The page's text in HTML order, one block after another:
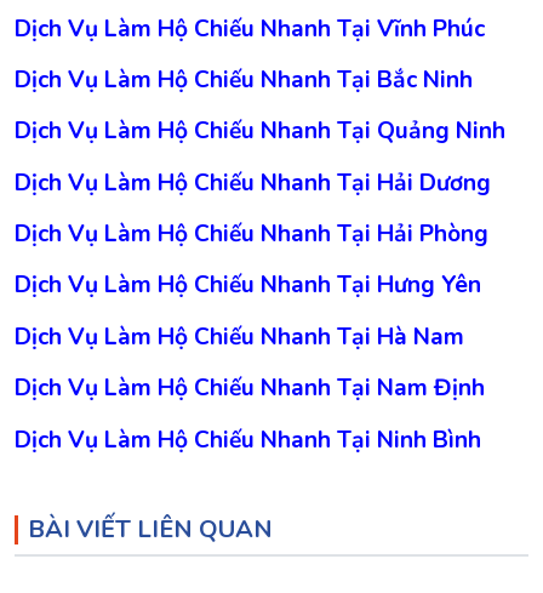
Dịch Vụ Làm Hộ Chiếu Nhanh Tại Vĩnh Phúc
Dịch Vụ Làm Hộ Chiếu Nhanh Tại Bắc Ninh
Dịch Vụ Làm Hộ Chiếu Nhanh Tại Quảng Ninh
Dịch Vụ Làm Hộ Chiếu Nhanh Tại Hải Dương
Dịch Vụ Làm Hộ Chiếu Nhanh Tại Hải Phòng
Dịch Vụ Làm Hộ Chiếu Nhanh Tại Hưng Yên
Dịch Vụ Làm Hộ Chiếu Nhanh Tại Hà Nam
Dịch Vụ Làm Hộ Chiếu Nhanh Tại Nam Định
Dịch Vụ Làm Hộ Chiếu Nhanh Tại Ninh Bình
BÀI VIẾT LIÊN QUAN